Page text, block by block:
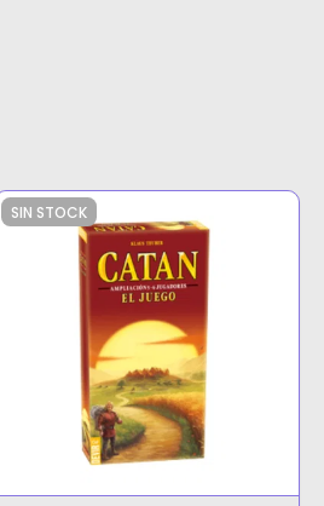
SIN STOCK